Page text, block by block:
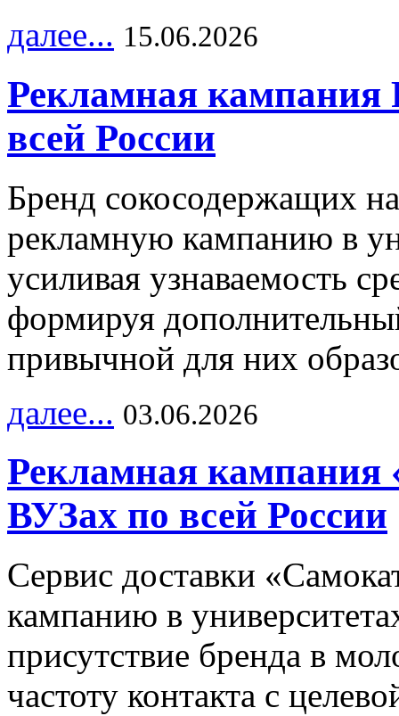
далее... 15.06.2026
Рекламная
всей России
Бренд сокосодержащих
рекламную кампанию в
усиливая узнаваемость
формируя
привычной для них
далее... 03.06.2026
Рекламная кампания
ВУЗах по всей России
Сервис доставки
кампанию в
присутствие бренда в
частоту контакта с